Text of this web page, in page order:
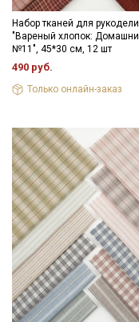
Набор тканей для
"Вареный хлопок:
№11", 45*30 см, 12 шт
490 руб.
Только онлайн-заказ